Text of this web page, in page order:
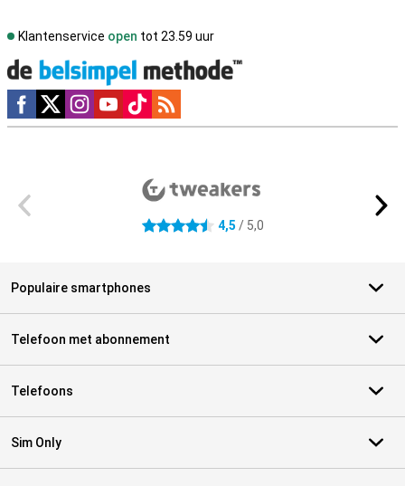
Klantenservice open tot 23.59 uur
Social media
4.5 sterren 4,5 / 5,0
Populaire smartphones
Telefoon met abonnement
Telefoons
Sim Only